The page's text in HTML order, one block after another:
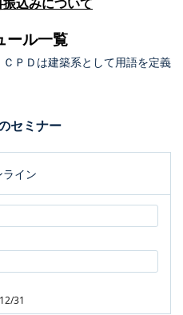
ール一覧
ＰＤは建築系として用語を定義
セミナー
ライン
31